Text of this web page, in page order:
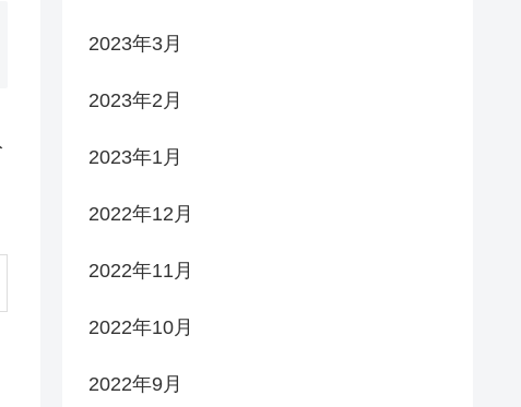
2023年3月
2023年2月
2023年1月
2022年12月
2022年11月
2022年10月
2022年9月